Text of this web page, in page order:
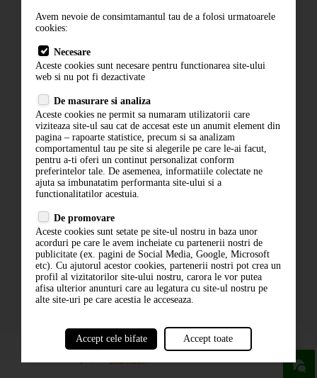
Cum comand
Livrare
Contact
Politica de confidentialitate
ANPC
ABONARE LA NEWSLETTER
ABONARE
Avem nevoie de consimtamantul tau de a folosi urmatoarele
cookies:
Necesare
Aceste cookies sunt necesare pentru functionarea site-ului
web si nu pot fi dezactivate
De masurare si analiza
Aceste cookies ne permit sa numaram utilizatorii care
viziteaza site-ul sau cat de accesat este un anumit element din
pagina – rapoarte statistice, precum si sa analizam
comportamentul tau pe site si alegerile pe care le-ai facut,
pentru a-ti oferi un continut personalizat conform
preferintelor tale. De asemenea, informatiile colectate ne
ajuta sa imbunatatim performanta site-ului si a
functionalitatilor acestuia.
De promovare
Aceste cookies sunt setate pe site-ul nostru in baza unor
acorduri pe care le avem incheiate cu partenerii nostri de
publicitate (ex. pagini de Social Media, Google, Microsoft
etc). Cu ajutorul acestor cookies, partenerii nostri pot crea un
profil al vizitatorilor site-ului nostru, carora le vor putea
afisa ulterior anunturi care au legatura cu site-ul nostru pe
alte site-uri pe care acestia le acceseaza.
Accept cele bifate Accept toate